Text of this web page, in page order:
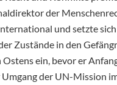
der
und setzte
Zustände in den
Ostens ein, bevor er
der UN-Mission